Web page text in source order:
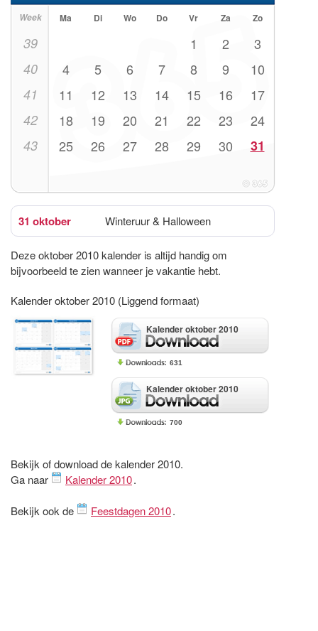
Week Ma Di Wo Do Vr Za Zo
39 1 2 3
40 4 5 6 7 8 9 10
41 11 12 13 14 15 16 17
42 18 19 20 21 22 23 24
43 25 26 27 28 29 30 31
31 oktober Winteruur & Halloween
Deze oktober 2010 kalender is altijd handig om
bijvoorbeeld te zien wanneer je vakantie hebt.
Kalender oktober 2010 (Liggend formaat)
Kalender oktober 2010
631
Kalender oktober 2010
700
Bekijk of download de kalender 2010.
Ga naar
Kalender 2010.
Bekijk ook de Feestdagen 2010.